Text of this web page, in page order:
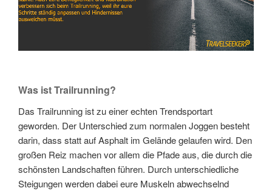
Was ist Trailrunning?
Das Trailrunning ist zu einer echten Trendsportart
geworden. Der Unterschied zum normalen Joggen besteht
darin, dass statt auf Asphalt im Gelände gelaufen wird. Den
großen Reiz machen vor allem die Pfade aus, die durch die
schönsten Landschaften führen. Durch unterschiedliche
Steigungen werden dabei eure Muskeln abwechselnd